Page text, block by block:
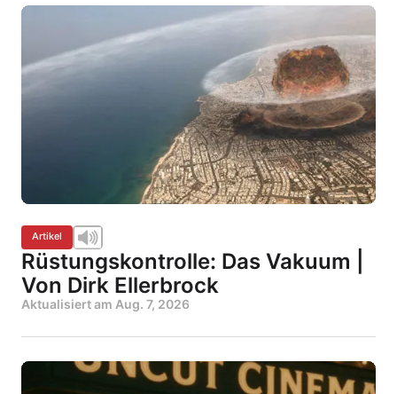
Artikel
Rüstungskontrolle: Das Vakuum |
Von Dirk Ellerbrock
Aktualisiert am Aug. 7, 2026